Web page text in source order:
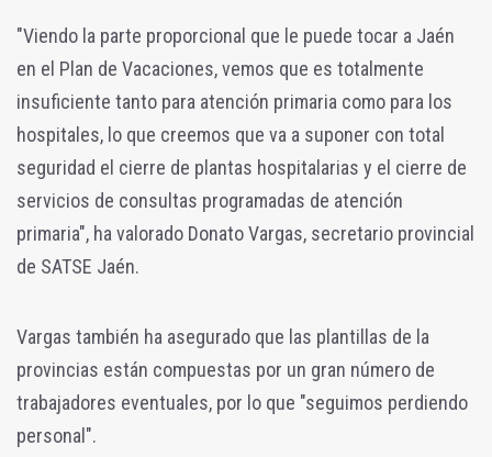
"Viendo la parte proporcional que le puede tocar a Jaén
en el Plan de Vacaciones, vemos que es totalmente
insuficiente tanto para atención primaria como para los
hospitales, lo que creemos que va a suponer con total
seguridad el cierre de plantas hospitalarias y el cierre de
servicios de consultas programadas de atención
primaria", ha valorado Donato Vargas, secretario provincial
de SATSE Jaén.
Vargas también ha asegurado que las plantillas de la
provincias están compuestas por un gran número de
trabajadores eventuales, por lo que "seguimos perdiendo
personal".